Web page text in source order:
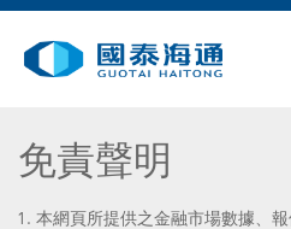
免責聲明
本網頁所提供之金融市場數據、